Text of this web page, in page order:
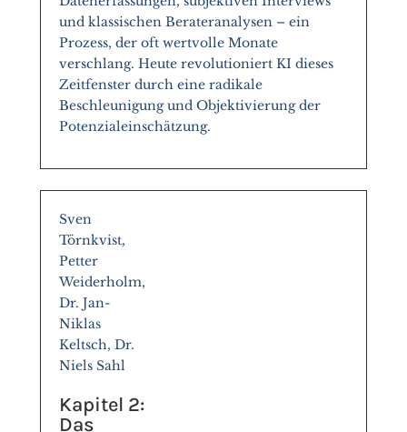
und klassischen Berateranalysen – ein
Prozess, der oft wertvolle Monate
verschlang. Heute revolutioniert KI dieses
Zeitfenster durch eine radikale
Beschleunigung und Objektivierung der
Potenzialeinschätzung.
Sven
Törnkvist,
Petter
Weiderholm,
Dr. Jan-
Niklas
Keltsch, Dr.
Niels Sahl
Kapitel 2:
Das